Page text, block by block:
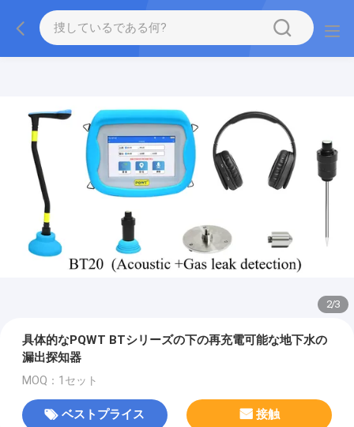
2/3
具体的なPQWT BTシリーズの下の再充電可能な地下水の
漏出探知器
MOQ：1セット
ベストプライス 接触